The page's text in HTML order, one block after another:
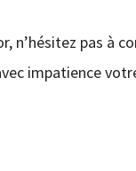
n’hésitez pas
impatience